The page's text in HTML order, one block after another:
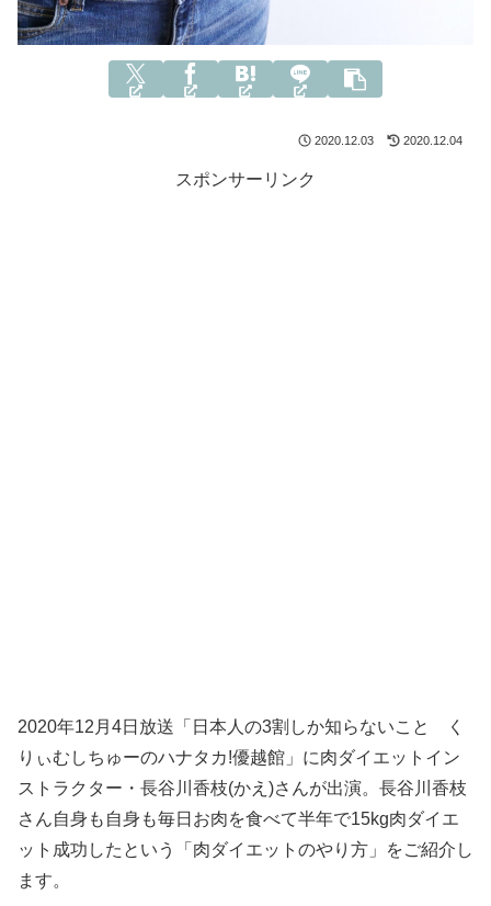
2020.12.03 2020.12.04
スポンサーリンク
2020年12月4日放送「日本人の3割しか知らないこと く
りぃむしちゅーのハナタカ!優越館」に肉ダイエットイン
ストラクター・長谷川香枝(かえ)さんが出演。長谷川香枝
さん自身も自身も毎日お肉を食べて半年で15kg肉ダイエ
ット成功したという「肉ダイエットのやり方」をご紹介し
ます。